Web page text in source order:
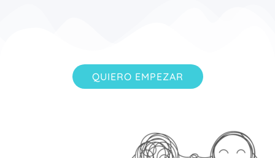
QUIERO EMPEZAR